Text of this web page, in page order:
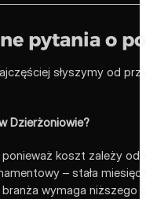
pytania o
słyszymy od
Dzierżoniowie?
ponieważ koszt zależy
– stała
wymaga